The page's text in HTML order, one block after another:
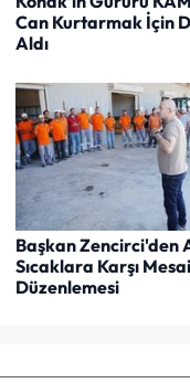
Can Kurtarmak İçin
Aldı
Başkan Zencirci'den
Sıcaklara Karşı Mesai
Düzenlemesi